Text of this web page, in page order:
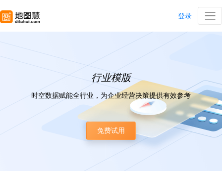
登录
行业模版
时空数据赋能全行业，为企业经营决策提供有效参考
免费试用